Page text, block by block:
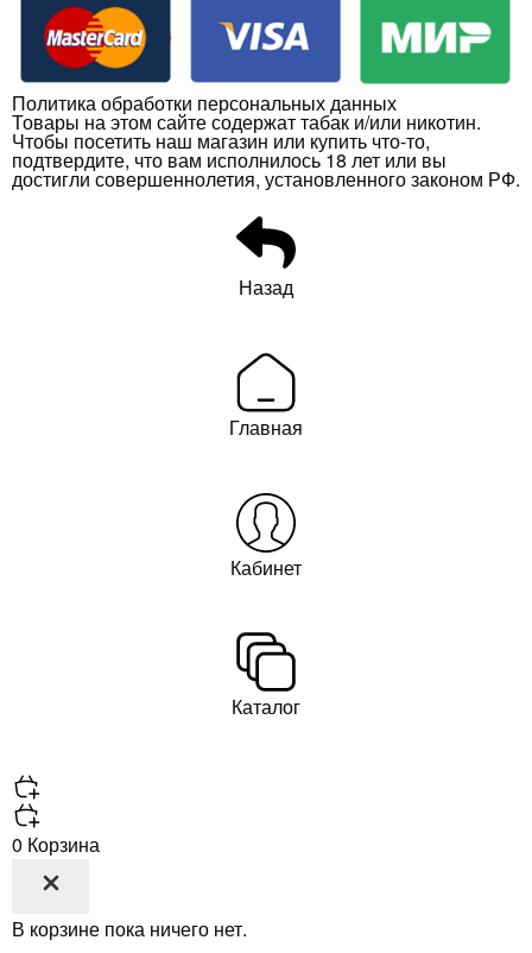
Политика обработки персональных данных
Товары на этом сайте содержат табак и/или никотин.
Чтобы посетить наш магазин или купить что-то,
подтвердите, что вам исполнилось 18 лет или вы
достигли совершеннолетия, установленного законом РФ.
Назад
Главная
Кабинет
Каталог
0 Корзина
В корзине пока ничего нет.